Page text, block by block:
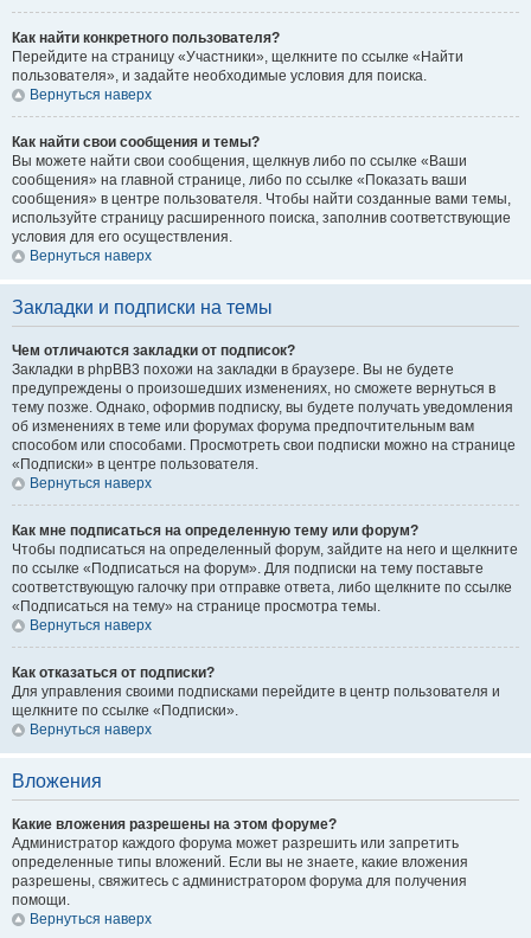
Как найти конкретного пользователя?
Перейдите на страницу «Участники», щелкните по ссылке «Найти
пользователя», и задайте необходимые условия для поиска.
Вернуться наверх
Как найти свои сообщения и темы?
Вы можете найти свои сообщения, щелкнув либо по ссылке «Ваши
сообщения» на главной странице, либо по ссылке «Показать ваши
сообщения» в центре пользователя. Чтобы найти созданные вами темы,
используйте страницу расширенного поиска, заполнив соответствующие
условия для его осуществления.
Вернуться наверх
Закладки и подписки на темы
Чем отличаются закладки от подписок?
Закладки в phpBB3 похожи на закладки в браузере. Вы не будете
предупреждены о произошедших изменениях, но сможете вернуться в
тему позже. Однако, оформив подписку, вы будете получать уведомления
об изменениях в теме или форумах форума предпочтительным вам
способом или способами. Просмотреть свои подписки можно на странице
«Подписки» в центре пользователя.
Вернуться наверх
Как мне подписаться на определенную тему или форум?
Чтобы подписаться на определенный форум, зайдите на него и щелкните
по ссылке «Подписаться на форум». Для подписки на тему поставьте
соответствующую галочку при отправке ответа, либо щелкните по ссылке
«Подписаться на тему» на странице просмотра темы.
Вернуться наверх
Как отказаться от подписки?
Для управления своими подписками перейдите в центр пользователя и
щелкните по ссылке «Подписки».
Вернуться наверх
Вложения
Какие вложения разрешены на этом форуме?
Администратор каждого форума может разрешить или запретить
определенные типы вложений. Если вы не знаете, какие вложения
разрешены, свяжитесь с администратором форума для получения
помощи.
Вернуться наверх